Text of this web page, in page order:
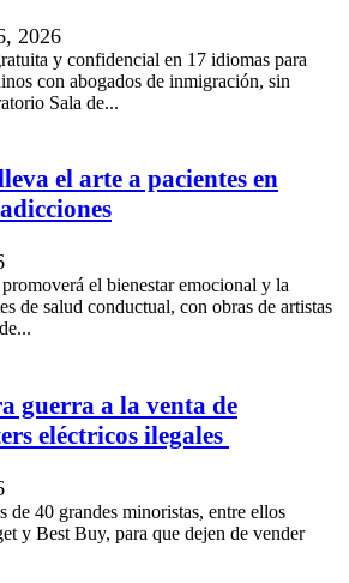
2026
y confidencial en 17 idiomas para
con abogados de inmigración, sin
Sala de...
el arte a pacientes en
el bienestar emocional y la
de salud conductual, con obras de artistas
guerra a la venta de
eléctricos ilegales
de 40 grandes minoristas, entre ellos
y Best Buy, para que dejen de vender